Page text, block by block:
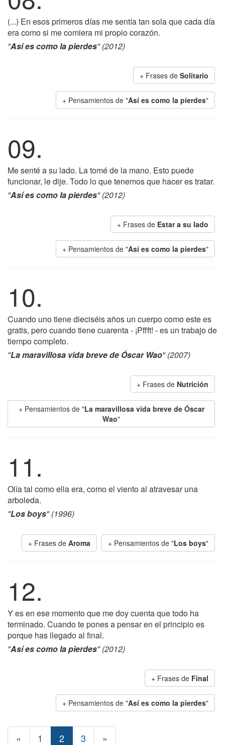
(...) En esos primeros días me sentía tan sola que cada día
era como si me comiera mi propio corazón.
"Así es como la pierdes" (2012)
+ Frases de Solitario
+ Pensamientos de "Así es como la pierdes"
09.
Me senté a su lado. La tomé de la mano. Esto puede
funcionar, le dije. Todo lo que tenemos que hacer es tratar.
"Así es como la pierdes" (2012)
+ Frases de Estar a su lado
+ Pensamientos de "Así es como la pierdes"
10.
Cuando uno tiene dieciséis años un cuerpo como este es
gratis, pero cuando tiene cuarenta - ¡Pffft! - es un trabajo de
tiempo completo.
"La maravillosa vida breve de Óscar Wao" (2007)
+ Frases de Nutrición
+ Pensamientos de "La maravillosa vida breve de Óscar
Wao"
11.
Olía tal como ella era, como el viento al atravesar una
arboleda.
"Los boys" (1996)
+ Frases de Aroma + Pensamientos de "Los boys"
12.
Y es en ese momento que me doy cuenta que todo ha
terminado. Cuando te pones a pensar en el principio es
porque has llegado al final.
"Así es como la pierdes" (2012)
+ Frases de Final
+ Pensamientos de "Así es como la pierdes"
« 1 2 3 »